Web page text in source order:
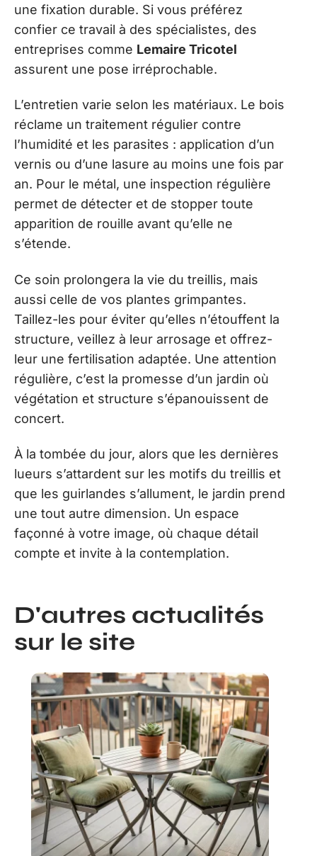
une fixation durable. Si vous préférez
confier ce travail à des spécialistes, des
entreprises comme Lemaire Tricotel
assurent une pose irréprochable.
L’entretien varie selon les matériaux. Le bois
réclame un traitement régulier contre
l’humidité et les parasites : application d’un
vernis ou d’une lasure au moins une fois par
an. Pour le métal, une inspection régulière
permet de détecter et de stopper toute
apparition de rouille avant qu’elle ne
s’étende.
Ce soin prolongera la vie du treillis, mais
aussi celle de vos plantes grimpantes.
Taillez-les pour éviter qu’elles n’étouffent la
structure, veillez à leur arrosage et offrez-
leur une fertilisation adaptée. Une attention
régulière, c’est la promesse d’un jardin où
végétation et structure s’épanouissent de
concert.
À la tombée du jour, alors que les dernières
lueurs s’attardent sur les motifs du treillis et
que les guirlandes s’allument, le jardin prend
une tout autre dimension. Un espace
façonné à votre image, où chaque détail
compte et invite à la contemplation.
D'autres actualités
sur le site